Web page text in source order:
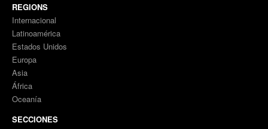
REGIONS
Internacional
Latinoamérica
Estados Unidos
Europa
Asia
África
Oceanía
SECCIONES